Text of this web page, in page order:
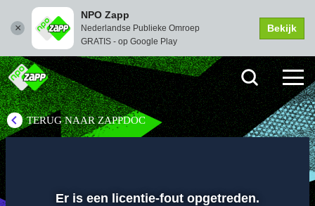
NPO Zapp
Nederlandse Publieke Omroep
GRATIS - op Google Play
Bekijk
TERUG NAAR ZAPPDOC
Er is een licentie-fout opgetreden.